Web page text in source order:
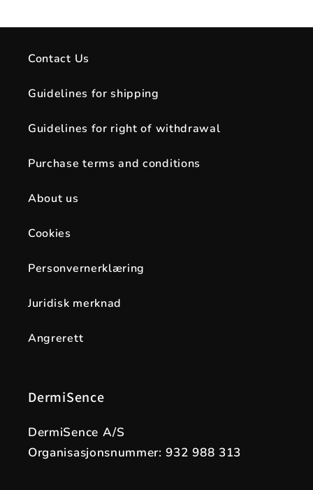
Contact Us
Guidelines for shipping
Guidelines for right of withdrawal
Purchase terms and conditions
About us
Cookies
Personvernerklæring
Juridisk merknad
Angrerett
DermiSence
DermiSence A/S
Organisasjonsnummer: 932 988 313